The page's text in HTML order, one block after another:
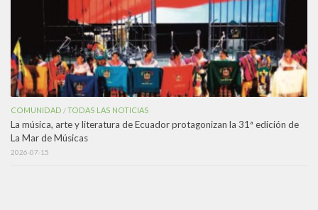
COMUNIDAD /TODAS LAS NOTICIAS
La música, arte y literatura de Ecuador protagonizan la 31ª edición de
La Mar de Músicas
2026-07-15